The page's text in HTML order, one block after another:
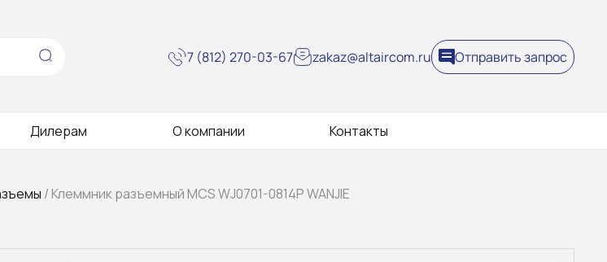
7 (812) 270-03-67 zakaz@altaircom.ru Отправить запрос
Дилерам О компании Контакты
/ Клеммник разъемный MCS WJ0701-0814P WANJIE